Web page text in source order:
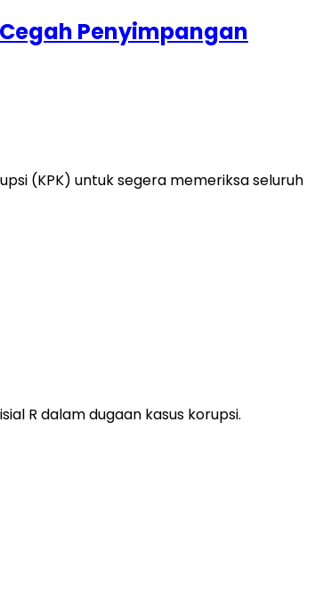
Penyimpangan
(KPK) untuk segera memeriksa seluruh
R dalam dugaan kasus korupsi.